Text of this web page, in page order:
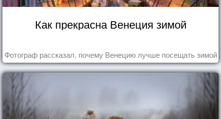
Как прекрасна Венеция зимой
Фотограф рассказал, почему Венецию лучше посещать зимой